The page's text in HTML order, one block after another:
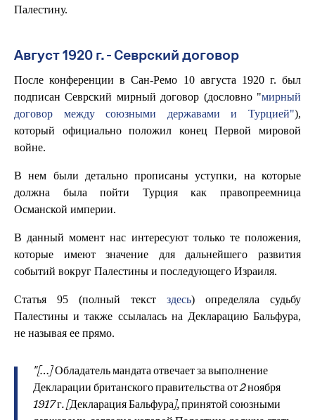
Палестину.
Август 1920 г. - Севрский договор
После конференции в Сан-Ремо 10 августа 1920 г. был
подписан Севрский мирный договор (дословно "мирный
договор между союзными державами и Турцией"),
который официально положил конец Первой мировой
войне.
В нем были детально прописаны уступки, на которые
должна была пойти Турция как правопреемница
Османской империи.
В данный момент нас интересуют только те положения,
которые имеют значение для дальнейшего развития
событий вокруг Палестины и последующего Израиля.
Статья 95 (полный текст здесь) определяла судьбу
Палестины и также ссылалась на Декларацию Бальфура,
не называя ее прямо.
"[…] Обладатель мандата отвечает за выполнение
Декларации британского правительства от 2 ноября
1917 г. [Декларация Бальфура], принятой союзными